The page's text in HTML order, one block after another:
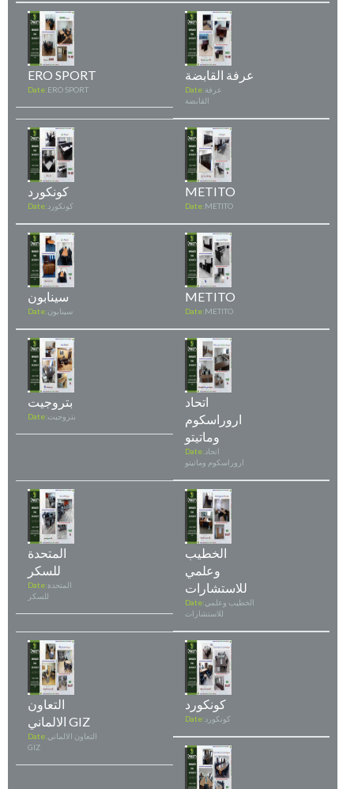
ERO SPORT
Date:ERO SPORT
عرفة القابضة
Date:عرفة
القابضة
كونكورد
Date: كونكورد
METITO
Date:METITO
سينابون
Date:سينابون
METITO
Date:METITO
بتروجيت
Date:بتروجيت
اتحاد
اروراسكوم
وماتيتو
Date: اتحاد
اروراسكوم وماتيتو
المتحدة
للسكر
Date:المتحدة
للسكر
الخطيب
وعلمي
للاستشارات
Date:الخطيب وعلمي
للاستشارات
التعاون
الالماني GIZ
Date:التعاون الالماني
GIZ
كونكورد
Date: كونكورد